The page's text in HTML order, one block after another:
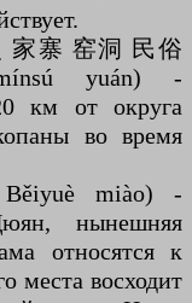
家寨 窑洞 民俗
yuán) -
км от округа
во время
miào) -
нынешняя
относятся к
места восходит